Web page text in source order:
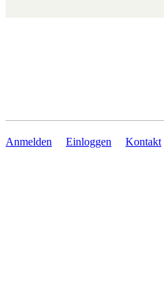
Anmelden Einloggen Kontakt